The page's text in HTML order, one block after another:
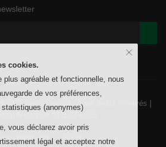
CES Saint-Vincent - Tous droits réservés |
d'entreprise 0411.074.023
d'utilisation
cookies.
agréable et fonctionnelle, nous
de vos préférences,
(anonymes)
vous déclarez avoir pris
légal et acceptez notre